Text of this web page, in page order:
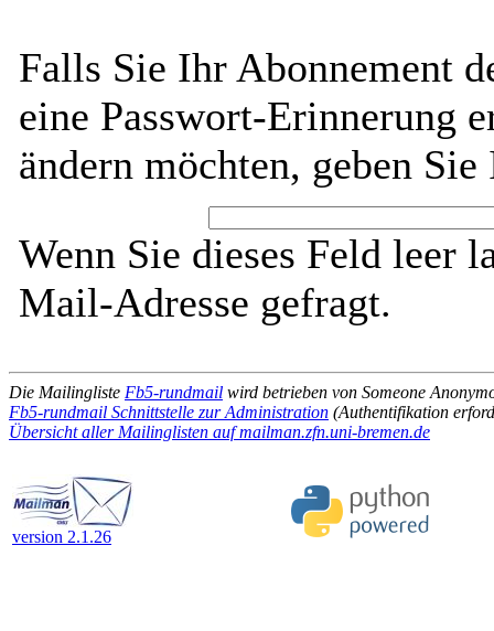
Falls Sie Ihr Abonnement
eine Passwort-Erinnerung
ändern möchten, geben
Wenn Sie dieses Feld leer
Mail-Adresse gefragt.
Die Mailingliste Fb5-rundmail wird betrieben von Someone
Fb5-rundmail Schnittstelle zur Administration (Authentifikation
Übersicht aller Mailinglisten auf mailman.zfn.uni-bremen.de
version 2.1.26